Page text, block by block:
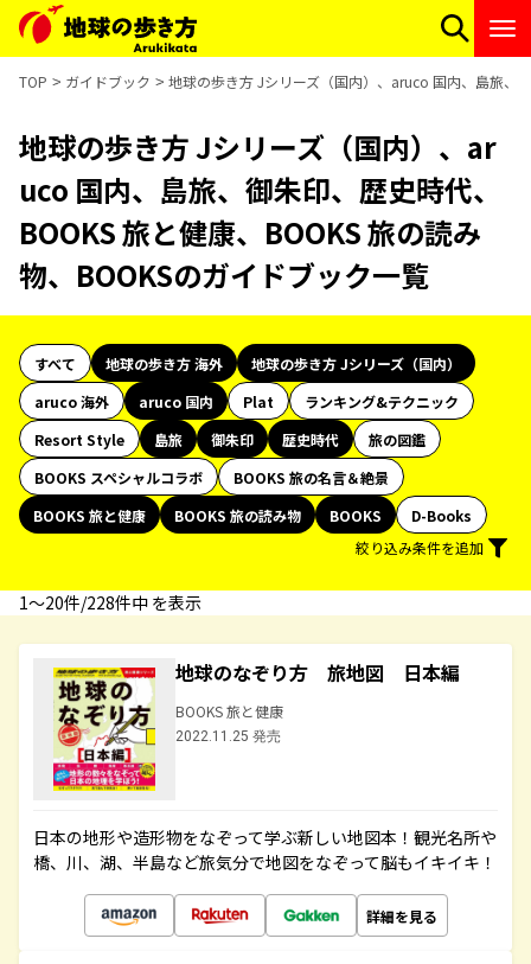
TOP ガイドブック 地球の歩き方 Jシリーズ（国内）、aruco 国内、島旅、
地球の歩き方 Jシリーズ（国内）、ar
uco 国内、島旅、御朱印、歴史時代、
BOOKS 旅と健康、BOOKS 旅の読み
物、BOOKSのガイドブック一覧
すべて 地球の歩き方 海外
地球の歩き方 Jシリーズ（国内）
aruco 海外
aruco 国内 Plat
ランキング&テクニック
Resort Style
島旅 御朱印 歴史時代
旅の図鑑
BOOKS スペシャルコラボ
BOOKS 旅の名言＆絶景
BOOKS 旅と健康
BOOKS 旅の読み物 BOOKS
D-Books
絞り込み条件を追加
1〜20件/228件中 を表示
地球のなぞり方 旅地図 日本編
BOOKS 旅と健康
2022.11.25 発売
日本の地形や造形物をなぞって学ぶ新しい地図本！観光名所や
橋、川、湖、半島など旅気分で地図をなぞって脳もイキイキ！
詳細を見る